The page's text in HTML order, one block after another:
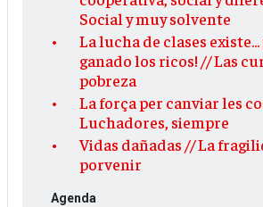
Social y muy solvente
La lucha de clases existe...
ganado los ricos! // Las
pobreza
La força per canviar les
Luchadores, siempre
Vidas dañadas // La
porvenir
Agenda